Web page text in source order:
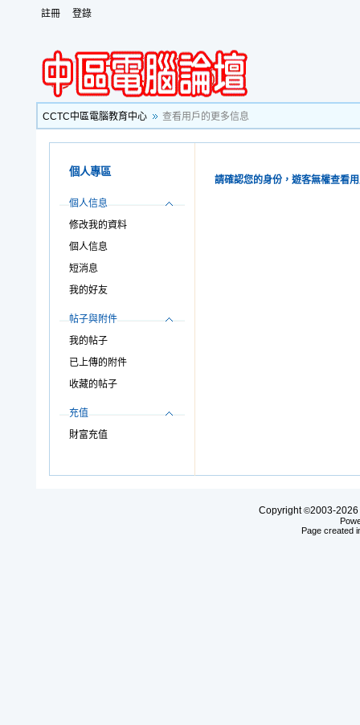
註冊 登錄
CCTC中區電腦教育中心 查看用戶的更多信息
個人專區
個人信息
修改我的資料
個人信息
短消息
我的好友
帖子與附件
我的帖子
已上傳的附件
收藏的帖子
充值
財富充值
請確認您的身份，遊客無權查看
Copyright©2003-2026
Page created